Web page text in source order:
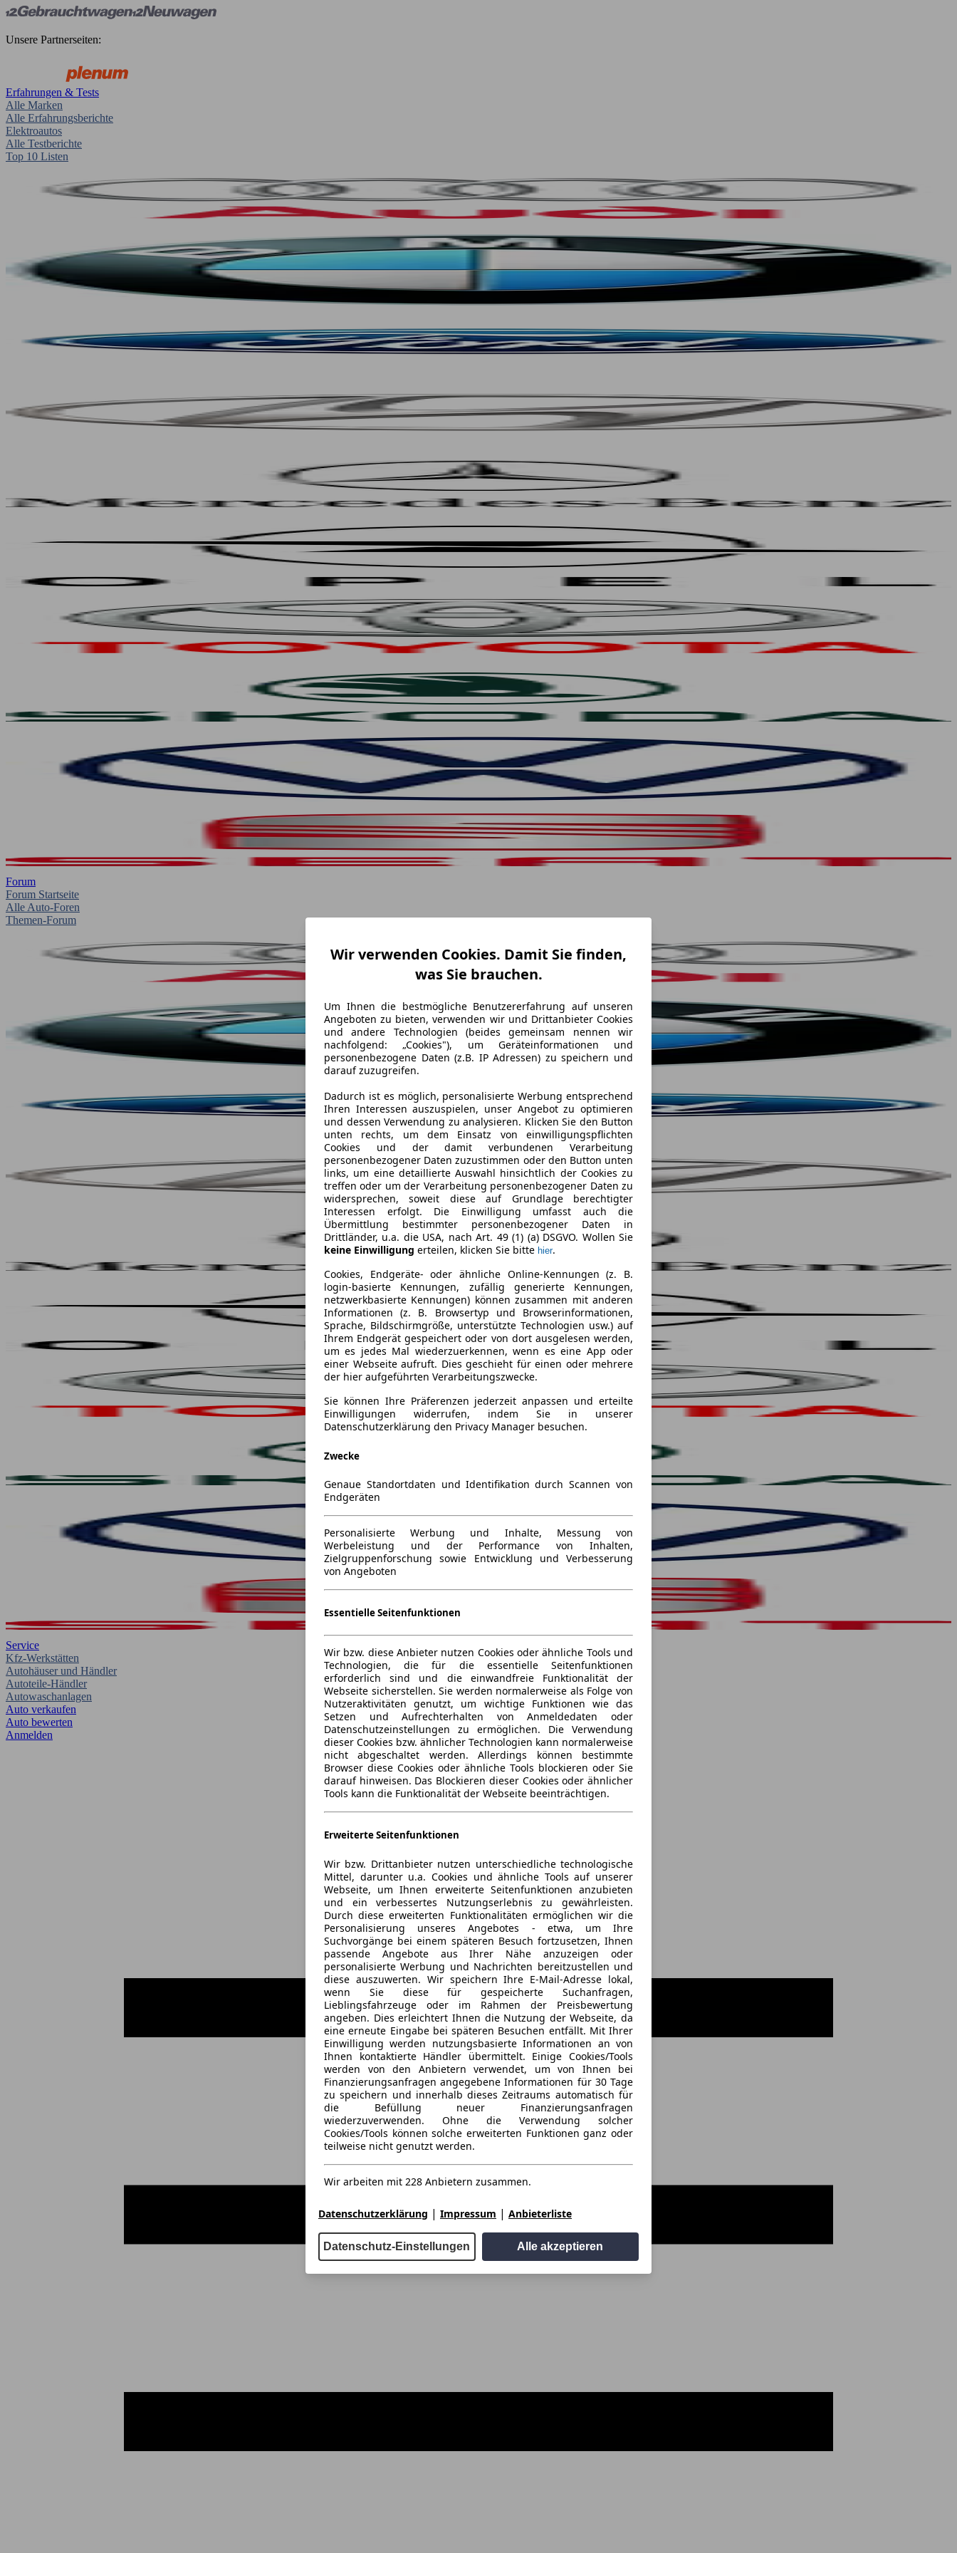
Unsere Partnerseiten:
Erfahrungen & Tests
Alle Marken
Alle Erfahrungsberichte
Elektroautos
Alle Testberichte
Top 10 Listen
Forum
Forum Startseite
Alle Auto-Foren
Themen-Forum
Service
Kfz-Werkstätten
Autohäuser und Händler
Autoteile-Händler
Autowaschanlagen
Auto verkaufen
Auto bewerten
Anmelden
Wir verwenden Cookies. Damit Sie finden,
was Sie brauchen.
Um Ihnen die bestmögliche Benutzererfahrung auf unseren
Angeboten zu bieten, verwenden wir und Drittanbieter Cookies
und andere Technologien (beides gemeinsam nennen wir
nachfolgend: „Cookies"), um Geräteinformationen und
personenbezogene Daten (z.B. IP Adressen) zu speichern und
darauf zuzugreifen.
Dadurch ist es möglich, personalisierte Werbung entsprechend
Ihren Interessen auszuspielen, unser Angebot zu optimieren
und dessen Verwendung zu analysieren. Klicken Sie den Button
unten rechts, um dem Einsatz von einwilligungspflichten
Cookies und der damit verbundenen Verarbeitung
personenbezogener Daten zuzustimmen oder den Button unten
links, um eine detaillierte Auswahl hinsichtlich der Cookies zu
treffen oder um der Verarbeitung personenbezogener Daten zu
widersprechen, soweit diese auf Grundlage berechtigter
Interessen erfolgt. Die Einwilligung umfasst auch die
Übermittlung bestimmter personenbezogener Daten in
Drittländer, u.a. die USA, nach Art. 49 (1) (a) DSGVO. Wollen Sie
keine Einwilligung erteilen, klicken Sie bitte hier.
Cookies, Endgeräte- oder ähnliche Online-Kennungen (z. B.
login-basierte Kennungen, zufällig generierte Kennungen,
netzwerkbasierte Kennungen) können zusammen mit anderen
Informationen (z. B. Browsertyp und Browserinformationen,
Sprache, Bildschirmgröße, unterstützte Technologien usw.) auf
Ihrem Endgerät gespeichert oder von dort ausgelesen werden,
um es jedes Mal wiederzuerkennen, wenn es eine App oder
einer Webseite aufruft. Dies geschieht für einen oder mehrere
der hier aufgeführten Verarbeitungszwecke.
Sie können Ihre Präferenzen jederzeit anpassen und erteilte
Einwilligungen widerrufen, indem Sie in unserer
Datenschutzerklärung den Privacy Manager besuchen.
Zwecke
Genaue Standortdaten und Identifikation durch Scannen von
Endgeräten
Personalisierte Werbung und Inhalte, Messung von
Werbeleistung und der Performance von Inhalten,
Zielgruppenforschung sowie Entwicklung und Verbesserung
von Angeboten
Essentielle Seitenfunktionen
Wir bzw. diese Anbieter nutzen Cookies oder ähnliche Tools und
Technologien, die für die essentielle Seitenfunktionen
erforderlich sind und die einwandfreie Funktionalität der
Webseite sicherstellen. Sie werden normalerweise als Folge von
Nutzeraktivitäten genutzt, um wichtige Funktionen wie das
Setzen und Aufrechterhalten von Anmeldedaten oder
Datenschutzeinstellungen zu ermöglichen. Die Verwendung
dieser Cookies bzw. ähnlicher Technologien kann normalerweise
nicht abgeschaltet werden. Allerdings können bestimmte
Browser diese Cookies oder ähnliche Tools blockieren oder Sie
darauf hinweisen. Das Blockieren dieser Cookies oder ähnlicher
Tools kann die Funktionalität der Webseite beeinträchtigen.
Erweiterte Seitenfunktionen
Wir bzw. Drittanbieter nutzen unterschiedliche technologische
Mittel, darunter u.a. Cookies und ähnliche Tools auf unserer
Webseite, um Ihnen erweiterte Seitenfunktionen anzubieten
und ein verbessertes Nutzungserlebnis zu gewährleisten.
Durch diese erweiterten Funktionalitäten ermöglichen wir die
Personalisierung unseres Angebotes - etwa, um Ihre
Suchvorgänge bei einem späteren Besuch fortzusetzen, Ihnen
passende Angebote aus Ihrer Nähe anzuzeigen oder
personalisierte Werbung und Nachrichten bereitzustellen und
diese auszuwerten. Wir speichern Ihre E-Mail-Adresse lokal,
wenn Sie diese für gespeicherte Suchanfragen,
Lieblingsfahrzeuge oder im Rahmen der Preisbewertung
angeben. Dies erleichtert Ihnen die Nutzung der Webseite, da
eine erneute Eingabe bei späteren Besuchen entfällt. Mit Ihrer
Einwilligung werden nutzungsbasierte Informationen an von
Ihnen kontaktierte Händler übermittelt. Einige Cookies/Tools
werden von den Anbietern verwendet, um von Ihnen bei
Finanzierungsanfragen angegebene Informationen für 30 Tage
zu speichern und innerhalb dieses Zeitraums automatisch für
die Befüllung neuer Finanzierungsanfragen
wiederzuverwenden. Ohne die Verwendung solcher
Cookies/Tools können solche erweiterten Funktionen ganz oder
teilweise nicht genutzt werden.
Wir arbeiten mit 228 Anbietern zusammen.
Datenschutzerklärung | Impressum | Anbieterliste
Datenschutz-Einstellungen Alle akzeptieren